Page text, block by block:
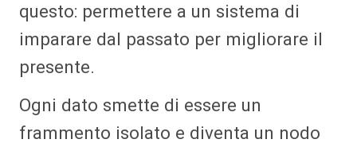
questo: permettere a un sistema di
imparare dal passato per migliorare il
presente.
Ogni dato smette di essere un
frammento isolato e diventa un nodo